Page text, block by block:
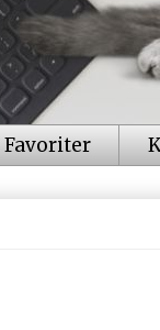
Favoriter